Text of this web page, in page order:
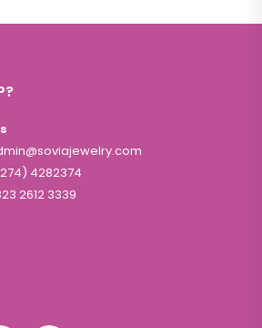
4282374
2612 3339